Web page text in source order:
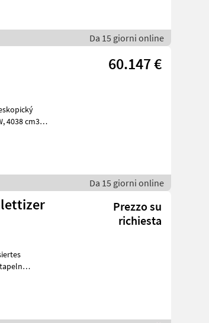
Da 15 giorni online
60.147 €
Da 15 giorni online
Prezzo su
richiesta